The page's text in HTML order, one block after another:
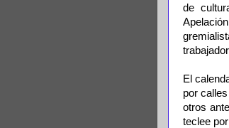
de
El
por
otros
teclee